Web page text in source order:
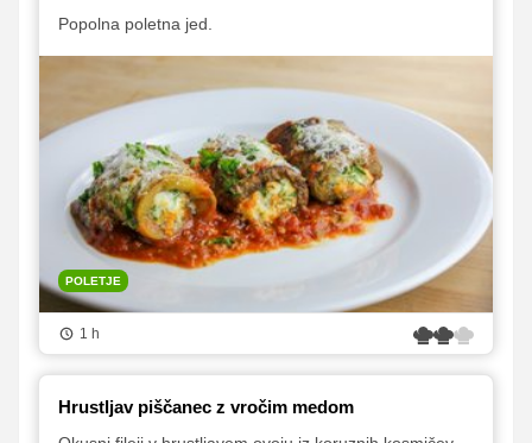
Popolna poletna jed.
POLETJE
1 h
Hrustljav piščanec z vročim medom